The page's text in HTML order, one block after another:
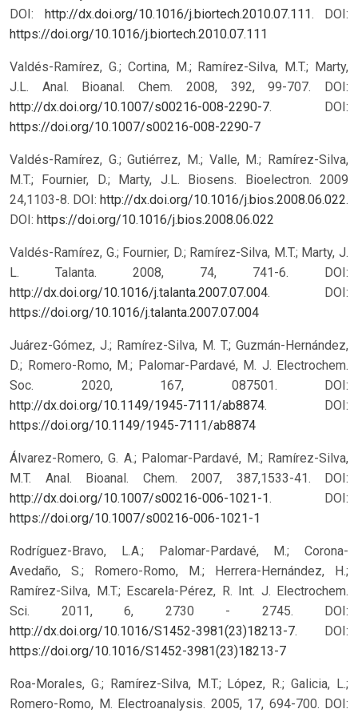
DOI:
http://dx.doi.org/10.1016/j.biortech.2010.07.111.
DOI:
https://doi.org/10.1016/j.biortech.2010.07.111
Valdés-Ramírez, G.; Cortina, M.; Ramírez-Silva, M.T.; Marty,
J.L. Anal. Bioanal. Chem. 2008, 392, 99-707. DOI:
http://dx.doi.org/10.1007/s00216-008-2290-7.
DOI:
https://doi.org/10.1007/s00216-008-2290-7
Valdés-Ramírez, G.; Gutiérrez, M.; Valle, M.; Ramírez-Silva,
M.T.; Fournier, D.; Marty, J.L. Biosens. Bioelectron. 2009
24,1103-8. DOI: http://dx.doi.org/10.1016/j.bios.2008.06.022.
DOI: https://doi.org/10.1016/j.bios.2008.06.022
Valdés-Ramírez, G.; Fournier, D.; Ramírez-Silva, M.T.; Marty, J.
L. Talanta. 2008, 74, 741-6. DOI:
http://dx.doi.org/10.1016/j.talanta.2007.07.004.
DOI:
https://doi.org/10.1016/j.talanta.2007.07.004
Juárez-Gómez, J.; Ramírez-Silva, M. T.; Guzmán-Hernández,
D.; Romero-Romo, M.; Palomar-Pardavé, M. J. Electrochem.
Soc. 2020, 167, 087501. DOI:
http://dx.doi.org/10.1149/1945-7111/ab8874.
DOI:
https://doi.org/10.1149/1945-7111/ab8874
Álvarez-Romero, G. A.; Palomar-Pardavé, M.; Ramírez-Silva,
M.T. Anal. Bioanal. Chem. 2007, 387,1533-41. DOI:
http://dx.doi.org/10.1007/s00216-006-1021-1.
DOI:
https://doi.org/10.1007/s00216-006-1021-1
Rodríguez-Bravo, L.A.; Palomar-Pardavé, M.; Corona-
Avedaño, S.; Romero-Romo, M.; Herrera-Hernández, H.;
Ramírez-Silva, M.T.; Escarela-Pérez, R. Int. J. Electrochem.
Sci. 2011, 6, 2730 - 2745. DOI:
http://dx.doi.org/10.1016/S1452-3981(23)18213-7.
DOI:
https://doi.org/10.1016/S1452-3981(23)18213-7
Roa-Morales, G.; Ramírez-Silva, M.T.; López, R.; Galicia, L.;
Romero-Romo, M. Electroanalysis. 2005, 17, 694-700. DOI: